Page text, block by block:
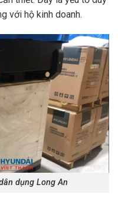
với hộ kinh doanh.
dụng Long An